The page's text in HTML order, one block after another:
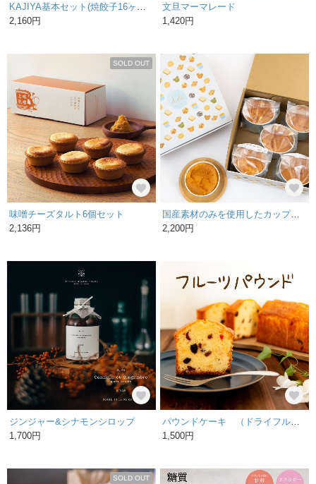
2,160円
文旦マーマレード
1,420円
SOLD OUT
味噌チーズタルト6個セット
2,136円
国産素材のみを使用したカップシフォンケーキ 5個セット
2,200円
ジンジャー&シナモンシロップ
1,700円
1,500円
SOLD OUT